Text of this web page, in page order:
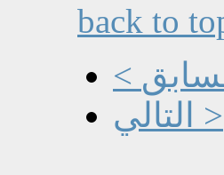
back to
التالي >